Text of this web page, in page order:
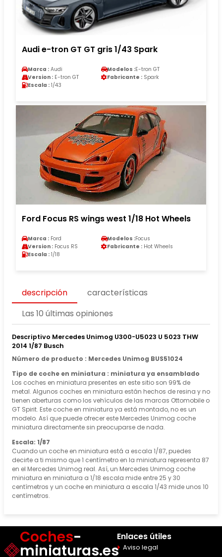
Audi e-tron GT GT gris 1/43 Spark
Marca : Audi Modelos :E-tron GT
Version : E-tron GT Fabricante : Spark
Escala : 1/43
Ford Focus RS wings west 1/18 Hot Wheels
Marca : Ford Modelos :Focus
Version : Focus RS Fabricante : Hot Wheels
Escala : 1/18
descripción
características
Las 10 últimas opiniones
Descriptivo Mercedes Unimog U300-U5023 U 5023 THW
2014 1/87 Busch
Número de producto : Mercedes Unimog BUS51024
Tipo de coche en miniatura : miniatura ya ensamblado
Los coches en miniatura presentes en este sitio son 99% de
metal. Algunos coches en miniatura están hechos de resina y no
tienen aberturas como los vehículos de las marcas Ottomobile o
GT Spirit. Este coche en miniatura ya está montado, no es un
modelo. Así que puede ofrecer este Mercedes Unimog coche
miniatura directamente sin preocuparse de nada.
Escala: 1/87
Cuando un coche en miniatura está a escala 1/87, puedes
decirte a ti mismo que 1 centímetro en la miniatura representa 87
en el Mercedes Unimog real. Así, un Mercedes Unimog coche
miniatura en miniatura a 1/18 escala mide entre 25 y 30
centímetros y un coche en miniatura a escala 1/43 mide unos 10
centímetros.
Coches-
miniaturas.es
Enlaces útiles
Aviso legal